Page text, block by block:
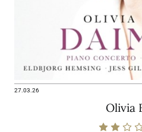
27.03.26
Olivia